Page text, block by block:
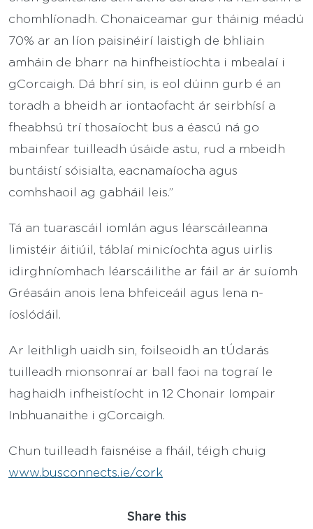
chomhlíonadh. Chonaiceamar gur tháinig méadú
70% ar an líon paisinéirí laistigh de bhliain
amháin de bharr na hinfheistíochta i mbealaí i
gCorcaigh. Dá bhrí sin, is eol dúinn gurb é an
toradh a bheidh ar iontaofacht ár seirbhísí a
fheabhsú trí thosaíocht bus a éascú ná go
mbainfear tuilleadh úsáide astu, rud a mbeidh
buntáistí sóisialta, eacnamaíocha agus
comhshaoil ag gabháil leis.”
Tá an tuarascáil iomlán agus léarscáileanna
limistéir áitiúil, táblaí minicíochta agus uirlis
idirghníomhach léarscáilithe ar fáil ar ár suíomh
Gréasáin anois lena bhfeiceáil agus lena n-
íoslódáil.
Ar leithligh uaidh sin, foilseoidh an tÚdarás
tuilleadh mionsonraí ar ball faoi na tograí le
haghaidh infheistíocht in 12 Chonair Iompair
Inbhuanaithe i gCorcaigh.
Chun tuilleadh faisnéise a fháil, téigh chuig
www.busconnects.ie/cork
Share this